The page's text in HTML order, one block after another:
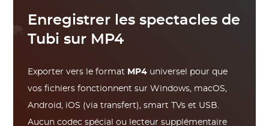
Enregistrer les spectacles de
Tubi sur MP4
Exporter vers le format MP4 universel pour que
vos fichiers fonctionnent sur Windows, macOS,
Android, iOS (via transfert), smart TVs et USB.
Aucun codec spécial ou lecteur supplémentaire